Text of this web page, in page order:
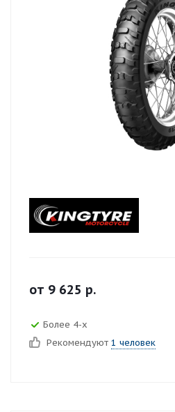
от 9 625 р.
Более 4-х
Рекомендуют 1 человек